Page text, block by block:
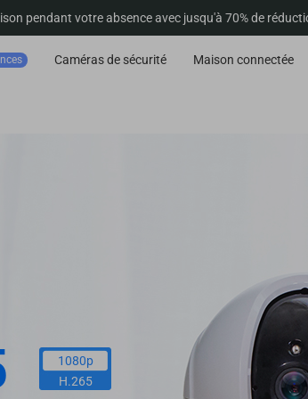
pendant votre absence avec jusqu'à 70% de
Caméras de sécurité Maison connectée
H.265
1080p